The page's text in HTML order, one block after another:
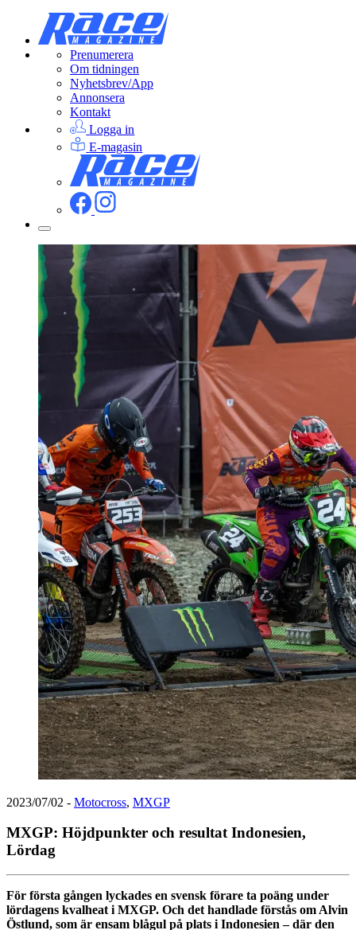
Prenumerera
Om tidningen
Nyhetsbrev/App
Annonsera
Kontakt
Logga in
E-magasin
2023/07/02 - Motocross, MXGP
MXGP: Höjdpunkter och resultat Indonesien,
Lördag
För första gången lyckades en svensk förare ta poäng under
lördagens kvalheat i MXGP. Och det handlade förstås om Alvin
Östlund, som är ensam blågul på plats i Indonesien – där den